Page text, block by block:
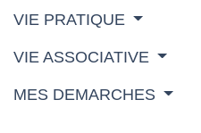
VIE PRATIQUE
VIE ASSOCIATIVE
MES DEMARCHES